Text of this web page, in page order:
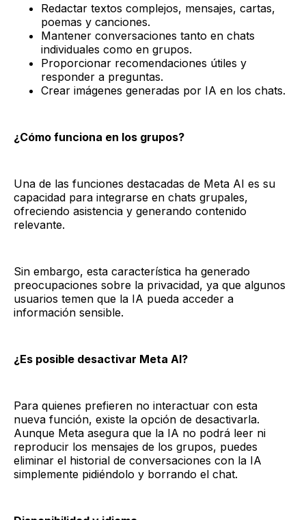
Redactar textos complejos, mensajes, cartas,
poemas y canciones.
Mantener conversaciones tanto en chats
individuales como en grupos.
Proporcionar recomendaciones útiles y
responder a preguntas.
Crear imágenes generadas por IA en los chats.
¿Cómo funciona en los grupos?
Una de las funciones destacadas de Meta AI es su
capacidad para integrarse en chats grupales,
ofreciendo asistencia y generando contenido
relevante.
Sin embargo, esta característica ha generado
preocupaciones sobre la privacidad, ya que algunos
usuarios temen que la IA pueda acceder a
información sensible.
¿Es posible desactivar Meta AI?
Para quienes prefieren no interactuar con esta
nueva función, existe la opción de desactivarla.
Aunque Meta asegura que la IA no podrá leer ni
reproducir los mensajes de los grupos, puedes
eliminar el historial de conversaciones con la IA
simplemente pidiéndolo y borrando el chat.